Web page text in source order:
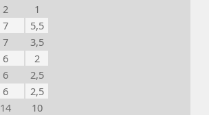
2
1
7
5,5
7
3,5
6
2
6
2,5
6
2,5
14
10